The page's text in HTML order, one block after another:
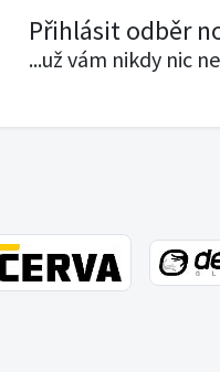
Přihlásit odběr
...už vám nikdy nic